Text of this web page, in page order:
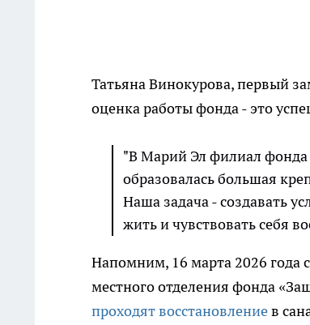
Татьяна Винокурова, первый
оценка работы фонда - это
"В Марий Эл филиал фонда
образовалась большая
Наша задача - создавать
жить и чувствовать себя
Напомним, 16 марта 2026 года
местного отделения фонда
проходят восстановлениев